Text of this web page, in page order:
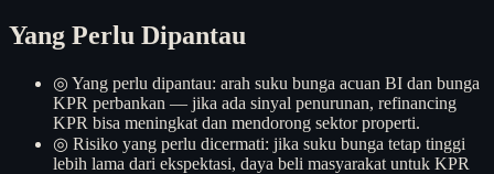
Yang Perlu Dipantau
◎ Yang perlu dipantau: arah suku bunga acuan BI dan bunga
KPR perbankan — jika ada sinyal penurunan, refinancing
KPR bisa meningkat dan mendorong sektor properti.
◎ Risiko yang perlu dicermati: jika suku bunga tetap tinggi
lebih lama dari ekspektasi, daya beli masyarakat untuk KPR